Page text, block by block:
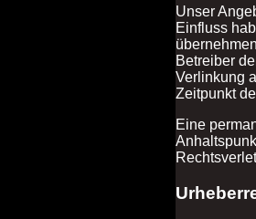
Unser
Einfluss
Betreiber
Verlinkung
Zeitpunkt
Eine